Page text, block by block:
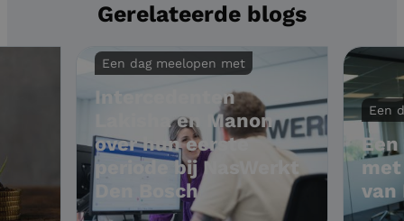
Gerelateerde blogs
Een dag meelopen met
Intercedenten
Lakisha en Manon
over hun eerste
periode bij NasWerkt
Den Bosch
Een
met
van